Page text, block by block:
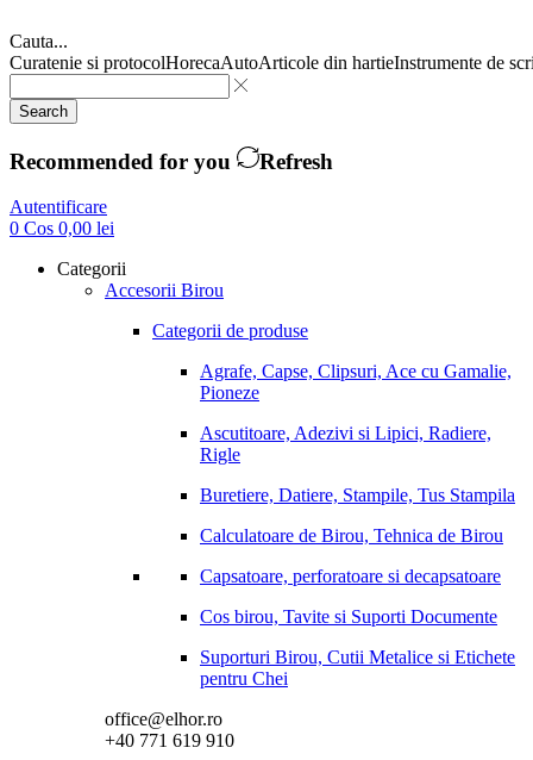
Cauta...
Curatenie si protocolHorecaAutoArticole din hartieInstrumente de
Search
Recommended for you Refresh
Autentificare
0 Cos 0,00 lei
Categorii
Accesorii Birou
Categorii de produse
Agrafe, Capse, Clipsuri, Ace cu Gamalie,
Pioneze
Ascutitoare, Adezivi si Lipici, Radiere,
Rigle
Buretiere, Datiere, Stampile, Tus Stampila
Calculatoare de Birou, Tehnica de Birou
Capsatoare, perforatoare si decapsatoare
Cos birou, Tavite si Suporti Documente
Suporturi Birou, Cutii Metalice si Etichete
pentru Chei
office@elhor.ro
+40 771 619 910